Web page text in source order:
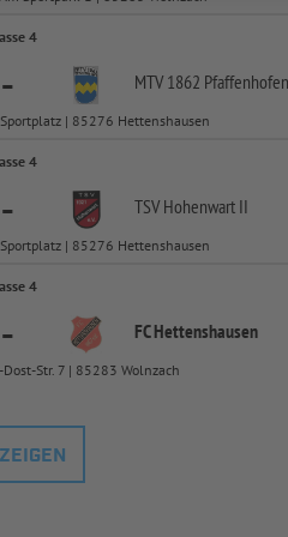
4
- MTV 1862 Pfaffenhofen
| 85276 Hettenshausen
4
- TSV Hohenwart II
| 85276 Hettenshausen
4
- FC Hettenshausen
Str. 7 | 85283 Wolnzach